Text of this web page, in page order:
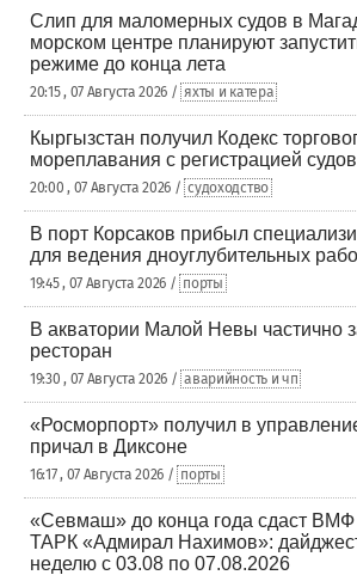
Слип для маломерных судов в
морском центре планируют
режиме до конца лета
20:15 , 07 Августа 2026 / яхты и катера
Кыргызстан получил Кодекс
мореплавания с регистрацией
20:00 , 07 Августа 2026 / судоходство
В порт Корсаков прибыл
для ведения дноуглубительных
19:45 , 07 Августа 2026 / порты
В акватории Малой Невы частично
ресторан
19:30 , 07 Августа 2026 / аварийность и чп
«Росморпорт» получил в
причал в Диксоне
16:17 , 07 Августа 2026 / порты
«Севмаш» до конца года сдаст
ТАРК «Адмирал Нахимов»:
неделю с 03.08 по 07.08.2026